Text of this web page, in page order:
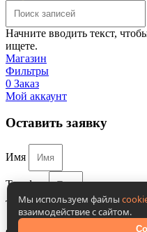
Начните вводить текст,
ищете.
Магазин
Фильтры
0 Заказ
Мой аккаунт
Оставить заявку
Имя
Телефон
Телефон
Согласен на обработку
Мы используем файлы
взаимодействие с сайтом.